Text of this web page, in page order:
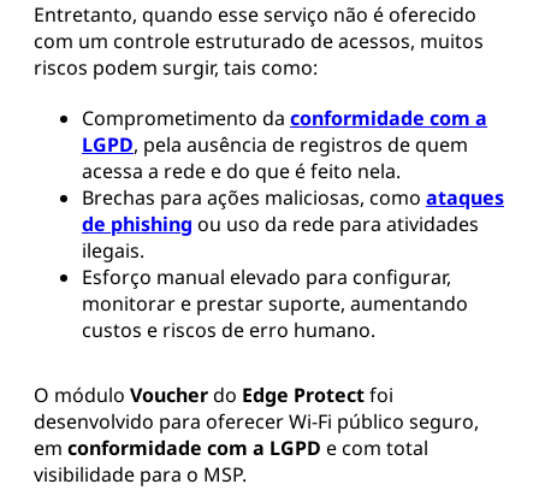
Entretanto, quando esse serviço não é oferecido
com um controle estruturado de acessos, muitos
riscos podem surgir, tais como:
Comprometimento da conformidade com a
LGPD, pela ausência de registros de quem
acessa a rede e do que é feito nela.
Brechas para ações maliciosas, como ataques
de phishing ou uso da rede para atividades
ilegais.
Esforço manual elevado para configurar,
monitorar e prestar suporte, aumentando
custos e riscos de erro humano.
O módulo Voucherdo Edge Protectfoi
desenvolvido para oferecer Wi-Fi público seguro,
em conformidade com a LGPD e com total
visibilidade para o MSP.